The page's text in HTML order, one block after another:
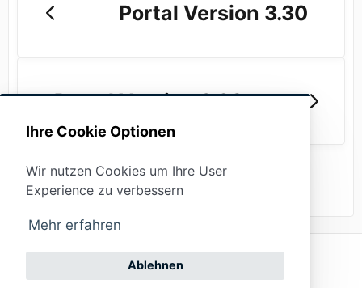
Ihre Cookie Optionen
Wir nutzen Cookies um Ihre User
Experience zu verbessern
Mehr erfahren
Ablehnen
Portal Version 3.30
Portal Version 3.28
(opens in a new tab)
Powered by